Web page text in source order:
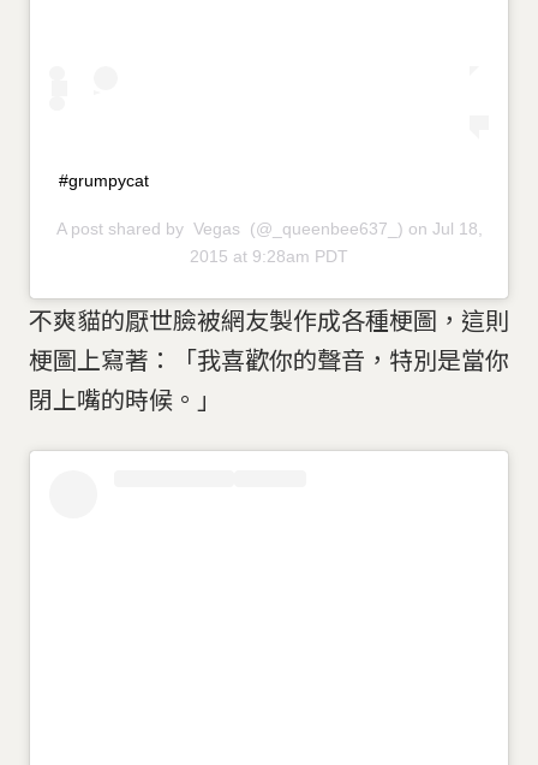
#grumpycat
A post shared by Vegas
(@_queenbee637_) on Jul 18,
2015 at 9:28am PDT
不爽貓的厭世臉被網友製作成各種梗圖，這則
梗圖上寫著：「我喜歡你的聲音，特別是當你
閉上嘴的時候。」